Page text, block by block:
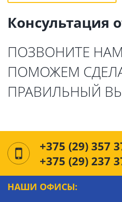
Консультация
ПОЗВОНИТЕ
ПОМОЖЕМ
ПРАВИЛЬНЫЙ
+375 (29) 357
+375 (29) 237
НАШИ ОФИСЫ: